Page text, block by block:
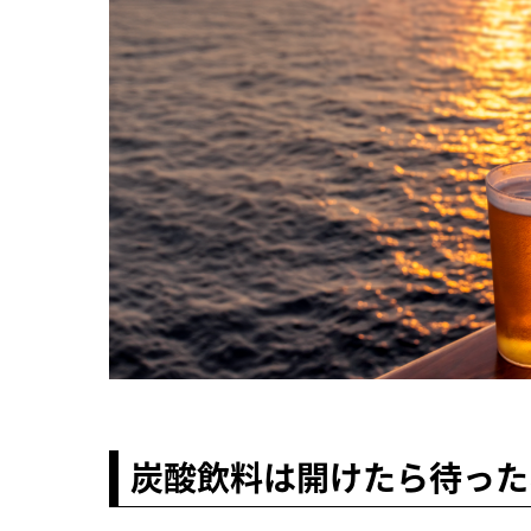
炭酸飲料は開けたら待っ